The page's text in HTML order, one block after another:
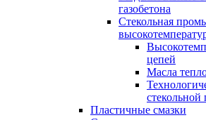
газобетона
Стекольная
цепей
Масла
Пластичные смазки